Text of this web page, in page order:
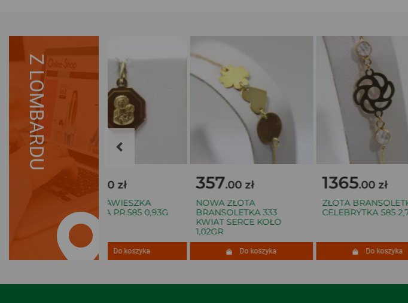
Z LOMBARDU
.00 zł
ZŁOTA ZAWIESZKA
MARYJKA PR.585 0,93G
Do koszyka
357.00 zł
NOWA ZŁOTA
BRANSOLETKA 333
KWIAT SERCE KOŁO
1,02GR
Do koszyka
1365.00 zł
ZŁOTA
CELEBRYTKA 585
Do koszyka